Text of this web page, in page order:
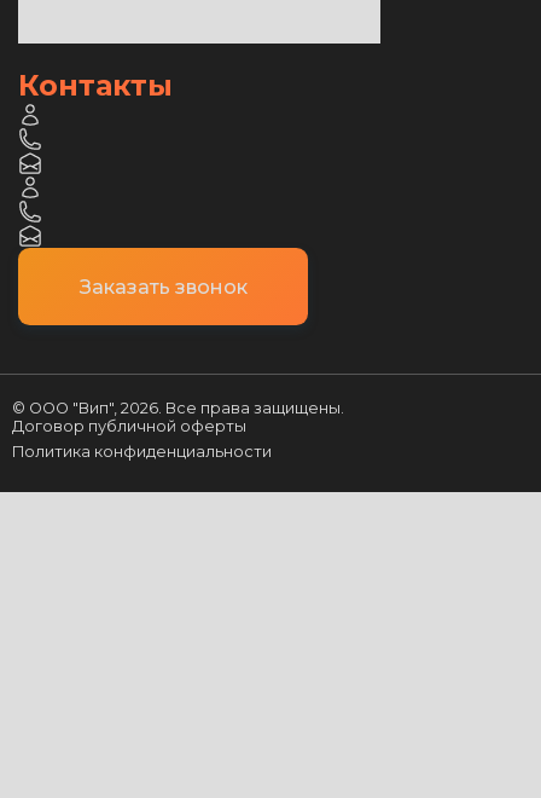
Контакты
Заказать звонок
© ООО "Вип", 2026. Все права защищены.
Договор публичной оферты
Политика конфиденциальности